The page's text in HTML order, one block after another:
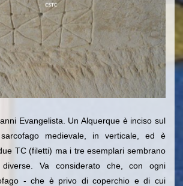
Evangelista. Un Alquerque è inciso sul
medievale, in verticale, ed è
TC (filetti) ma i tre esemplari sembrano
Va considerato che, con ogni
- che è privo di coperchio e di cui